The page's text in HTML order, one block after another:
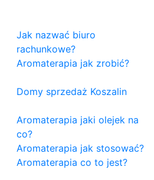
Jak nazwać biuro
rachunkowe?
Aromaterapia jak zrobić?
Domy sprzedaż Koszalin
Aromaterapia jaki olejek na
co?
Aromaterapia jak stosować?
Aromaterapia co to jest?